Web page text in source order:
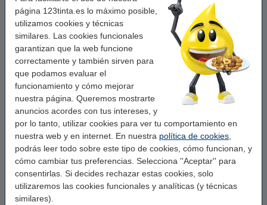
página 123tinta.es lo máximo posible,
utilizamos cookies y técnicas
similares. Las cookies funcionales
garantizan que la web funcione
correctamente y también sirven para
que podamos evaluar el
funcionamiento y cómo mejorar
nuestra página. Queremos mostrarte
anuncios acordes con tus intereses, y
por lo tanto, utilizar cookies para ver tu comportamiento en
nuestra web y en internet. En nuestra política de cookies
podrás leer todo sobre este tipo de cookies, cómo funcionan, y
cómo cambiar tus preferencias. Selecciona ''Aceptar'' para
consentirlas. Si decides rechazar estas cookies, solo
utilizaremos las cookies funcionales y analíticas (y técnicas
similares).
Acabado: mate
Material: papel
Color:
Núm fábrica: S0722520
Código EAN: 8718237043883
Pack ahorro
Dymo S0722520/11352 etiquetas grandes para
envíos (marca 123tinta) | Pack 10 uds
Consejo